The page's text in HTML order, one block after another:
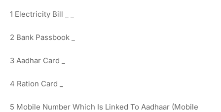
1 Electricity Bill
2 Bank Passbook
3 Aadhar Card
4 Ration Card
5 Mobile Number Which Is Linked To Aadhaar (Mobile